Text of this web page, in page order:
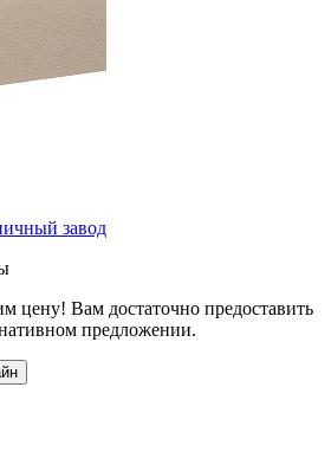
завод
цену! Вам достаточно предоставить
предложении.